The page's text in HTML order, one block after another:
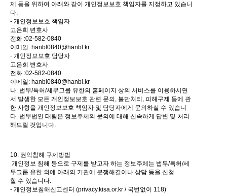
제 등을 위하여 아래와 같이 개인정보보호 책임자를 지정하고 있습니
다.
- 개인정보보호 책임자
고은희 변호사
전화 :02-582-0840
이메일: hanbl0840@hanbl.kr
- 개인정보보호 담당자
고은희 변호사
전화 :02-582-0840
이메일: hanbl0840@hanbl.kr
나. 법무/특허/세무그룹 유한의 홈페이지 상의 서비스를 이용하시면
서 발생한 모든 개인정보보호 관련 문의, 불만처리, 피해구제 등에 관
한 사항을 개인정보보호 책임자 및 담당자에게 문의하실 수 있습니
다. 법무법인 태림은 정보주체의 문의에 대해 신속하게 답변 및 처리
해드릴 것입니다.
10. 권익침해 구제방법
개인정보 침해 등으로 구제를 받고자 하는 정보주체는 법무/특허/세
무그룹 유한 외에 아래의 기관에 분쟁해결이나 상담 등을 신청
할 수 있습니다.
- 개인정보침해신고센터 (privacy.kisa.or.kr / 국번없이 118)